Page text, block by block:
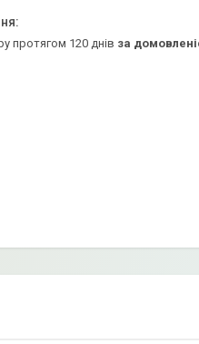
протягом 120 днів за